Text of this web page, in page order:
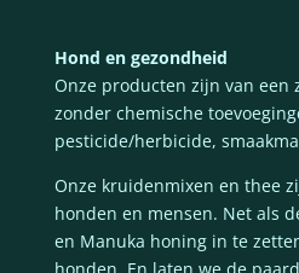
Hond en gezondheid
Onze producten zijn van een
zonder chemische
pesticide/herbicide,
Onze kruidenmixen en thee
honden en mensen. Net als
en Manuka honing in te